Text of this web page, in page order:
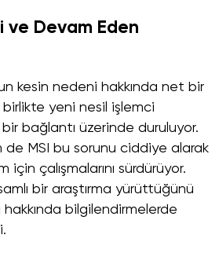
ve Devam Eden
kesin nedeni hakkında net bir
yeni nesil işlemci
bağlantı üzerinde duruluyor.
de MSI bu sorunu ciddiye alarak
çalışmalarını sürdürüyor.
bir araştırma yürüttüğünü
hakkında bilgilendirmelerde